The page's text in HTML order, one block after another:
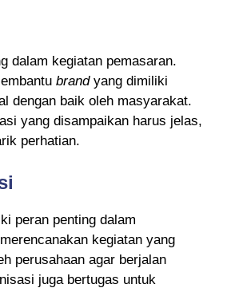
dalam kegiatan pemasaran.
brand yang dimiliki
dengan baik oleh masyarakat.
yang disampaikan harus jelas,
perhatian.
peran penting dalam
kegiatan yang
perusahaan agar berjalan
juga bertugas untuk